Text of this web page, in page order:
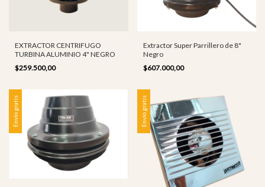
EXTRACTOR CENTRIFUGO
TURBINA ALUMINIO 4" NEGRO
$259.500,00
Extractor Super Parrillero de 8"
Negro
$607.000,00
Envío gratis Envío gratis